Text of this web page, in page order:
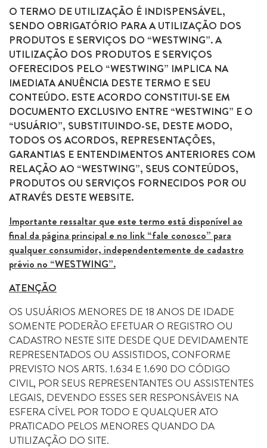
O TERMO DE UTILIZAÇÃO É INDISPENSÁVEL,
SENDO OBRIGATÓRIO PARA A UTILIZAÇÃO DOS
PRODUTOS E SERVIÇOS DO “WESTWING”. A
UTILIZAÇÃO DOS PRODUTOS E SERVIÇOS
OFERECIDOS PELO “WESTWING” IMPLICA NA
IMEDIATA ANUÊNCIA DESTE TERMO E SEU
CONTEÚDO. ESTE ACORDO CONSTITUI-SE EM
DOCUMENTO EXCLUSIVO ENTRE “WESTWING” E O
“USUÁRIO”, SUBSTITUINDO-SE, DESTE MODO,
TODOS OS ACORDOS, REPRESENTAÇÕES,
GARANTIAS E ENTENDIMENTOS ANTERIORES COM
RELAÇÃO AO “WESTWING”, SEUS CONTEÚDOS,
PRODUTOS OU SERVIÇOS FORNECIDOS POR OU
ATRAVÉS DESTE WEBSITE.
Importante ressaltar que este termo está disponível ao
final da página principal e no link “fale conosco” para
qualquer consumidor, independentemente de cadastro
prévio no “WESTWING”.
ATENÇÃO
OS USUÁRIOS MENORES DE 18 ANOS DE IDADE
SOMENTE PODERÃO EFETUAR O REGISTRO OU
CADASTRO NESTE SITE DESDE QUE DEVIDAMENTE
REPRESENTADOS OU ASSISTIDOS, CONFORME
PREVISTO NOS ARTS. 1.634 E 1.690 DO CÓDIGO
CIVIL, POR SEUS REPRESENTANTES OU ASSISTENTES
LEGAIS, DEVENDO ESSES SER RESPONSÁVEIS NA
ESFERA CÍVEL POR TODO E QUALQUER ATO
PRATICADO PELOS MENORES QUANDO DA
UTILIZAÇÃO DO SITE.